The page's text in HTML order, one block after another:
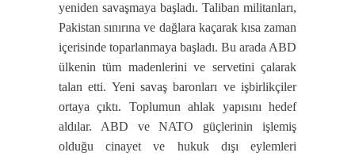
yeniden savaşmaya başladı. Taliban militanları,
Pakistan sınırına ve dağlara kaçarak kısa zaman
içerisinde toparlanmaya başladı. Bu arada ABD
ülkenin tüm madenlerini ve servetini çalarak
talan etti. Yeni savaş baronları ve işbirlikçiler
ortaya çıktı. Toplumun ahlak yapısını hedef
aldılar. ABD ve NATO güçlerinin işlemiş
olduğu cinayet ve hukuk dışı eylemleri